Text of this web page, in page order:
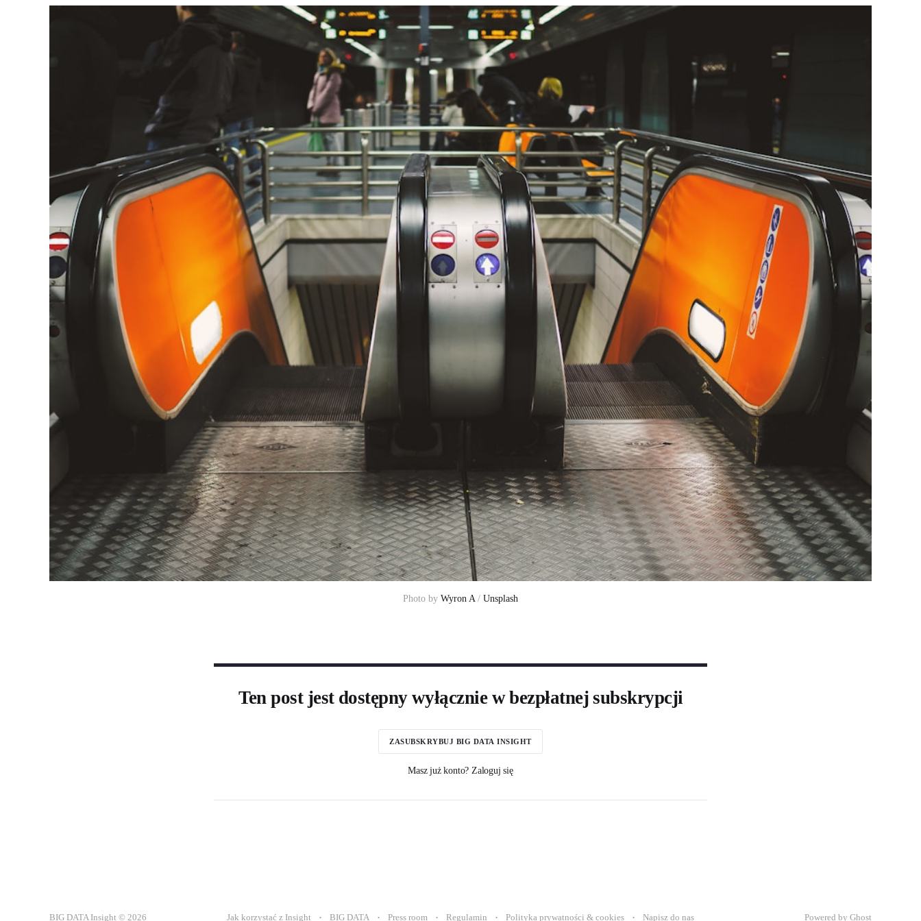
Photo by Wyron A / Unsplash
Ten post jest dostępny wyłącznie w bezpłatnej subskrypcji
ZASUBSKRYBUJ BIG DATA INSIGHT
Masz już konto? Zaloguj się
BIG DATA Insight © 2026 Jak korzystać z Insight BIG DATA Press room Regulamin Polityka prywatności & cookies Napisz do nas Powered by Ghost